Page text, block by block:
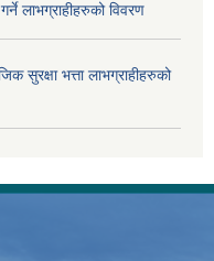
लाभग्राहीहरुको विवरण
सुरक्षा भत्ता लाभग्राहीहरुको